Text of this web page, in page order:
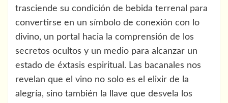
trasciende su condición de bebida terrenal para
convertirse en un símbolo de conexión con lo
divino, un portal hacia la comprensión de los
secretos ocultos y un medio para alcanzar un
estado de éxtasis espiritual. Las bacanales nos
revelan que el vino no solo es el elixir de la
alegría, sino también la llave que desvela los